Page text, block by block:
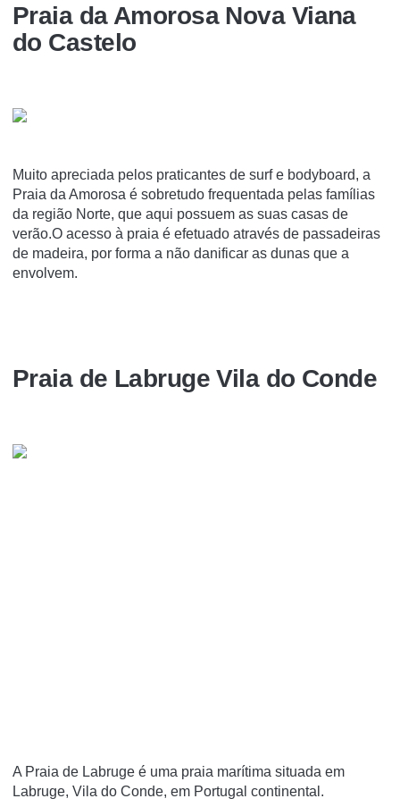
Praia da Amorosa Nova Viana
do Castelo
Muito apreciada pelos praticantes de surf e bodyboard, a
Praia da Amorosa é sobretudo frequentada pelas famílias
da região Norte, que aqui possuem as suas casas de
verão.O acesso à praia é efetuado através de passadeiras
de madeira, por forma a não danificar as dunas que a
envolvem.
Praia de Labruge Vila do Conde
A Praia de Labruge é uma praia marí­tima situada em
Labruge, Vila do Conde, em Portugal continental.